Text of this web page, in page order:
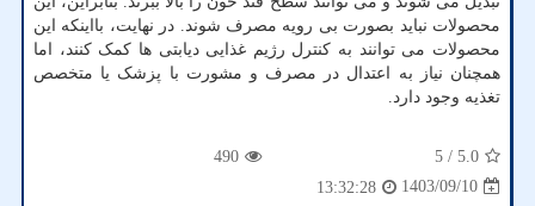
محصولات نباید بصورت بی رویه مصرف شوند. در نهایت، بااینکه این
محصولات می توانند به کنترل رژیم غذایی دیابتی ها کمک کنند، اما
همچنان نیاز به اعتدال در مصرف و مشورت با پزشک یا متخصص
تغذیه وجود دارد.
5.0
/ 5
490
1403/09/10
13:32:28